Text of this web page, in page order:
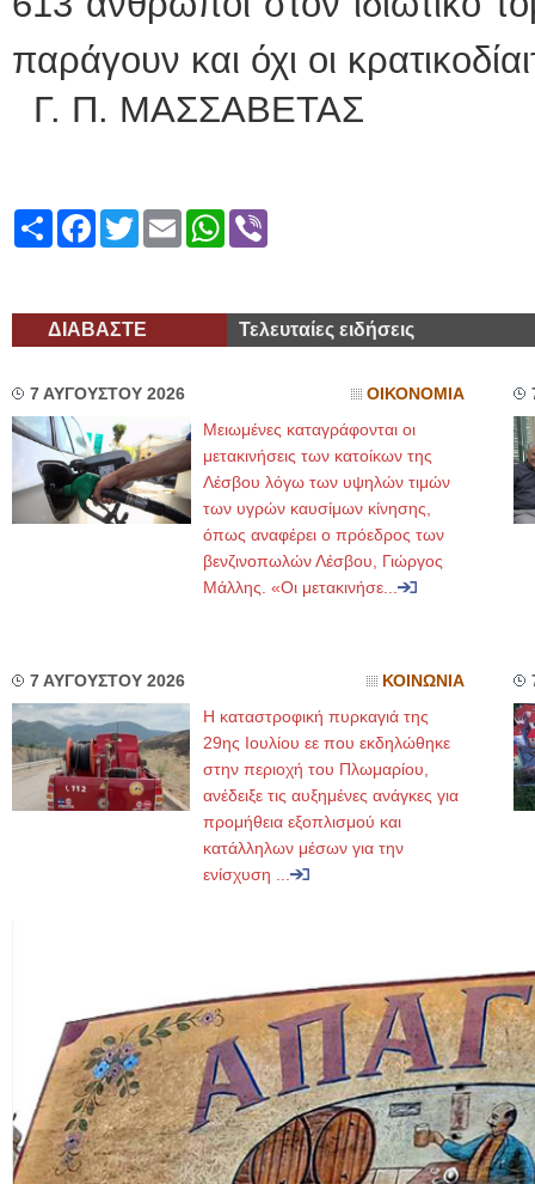
παράγουν και όχι οι
Γ. Π. ΜΑΣΣΑΒΕΤΑΣ
ShareFacebook
TwitterEmailWhatsApp
ΔΙΑΒΑΣΤΕ Τελευταίες ειδήσεις
7 ΑΥΓΟΥΣΤΟΥ 2026 ΟΙΚΟΝΟΜΙΑ
Μειωμένες καταγράφονται οι
μετακινήσεις των κατοίκων της
Λέσβου λόγω των υψηλών τιμών
των υγρών καυσίμων κίνησης,
όπως αναφέρει ο πρόεδρος των
βενζινοπωλών Λέσβου, Γιώργος
Μάλλης. «Οι μετακινήσε...
7 ΑΥΓΟΥΣΤΟΥ 2026 ΚΟΙΝΩΝΙΑ
Η καταστροφική πυρκαγιά της
29ης Ιουλίου εε που εκδηλώθηκε
στην περιοχή του Πλωμαρίου,
ανέδειξε τις αυξημένες ανάγκες για
προμήθεια εξοπλισμού και
κατάλληλων μέσων για την
ενίσχυση ...